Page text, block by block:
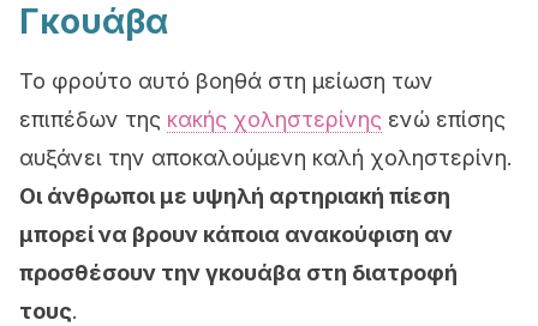
Γκουάβα
Το φρούτο αυτό βοηθά στη μείωση των
επιπέδων της κακής χοληστερίνης ενώ επίσης
αυξάνει την αποκαλούμενη καλή χοληστερίνη.
Οι άνθρωποι με υψηλή αρτηριακή πίεση
μπορεί να βρουν κάποια ανακούφιση αν
προσθέσουν την γκουάβα στη διατροφή
τους.